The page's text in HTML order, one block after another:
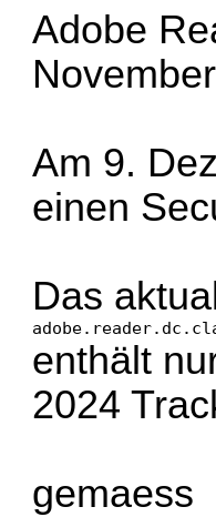
Adobe
Am 9.
einen
Das
enthält
2024
gemaess